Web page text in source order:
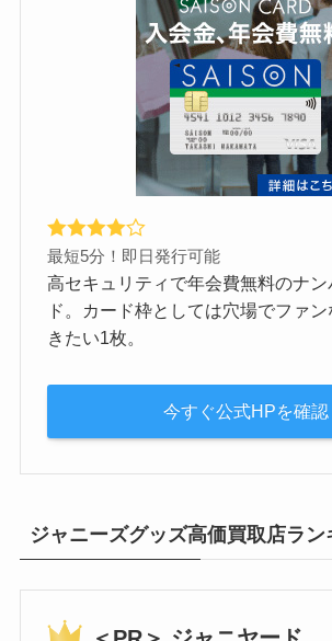
最短5分！即日発行可能
高セキュリティで年会費無料のナ
ド。カード枠としては穴場でファ
きたい1枚。
今すぐ公式HPを確認
ジャニーズグッズ高価買取店ラン